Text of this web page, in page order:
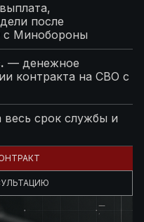
после
с Минобороны
— денежное
контракта на СВО с
срок службы и